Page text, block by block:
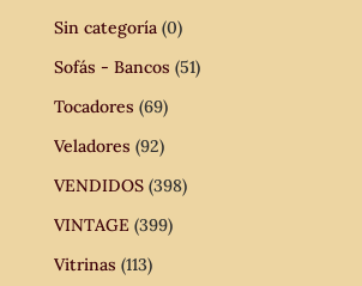
Sin categoría (0)
Sofás - Bancos (51)
Tocadores (69)
Veladores (92)
VENDIDOS (398)
VINTAGE (399)
Vitrinas (113)